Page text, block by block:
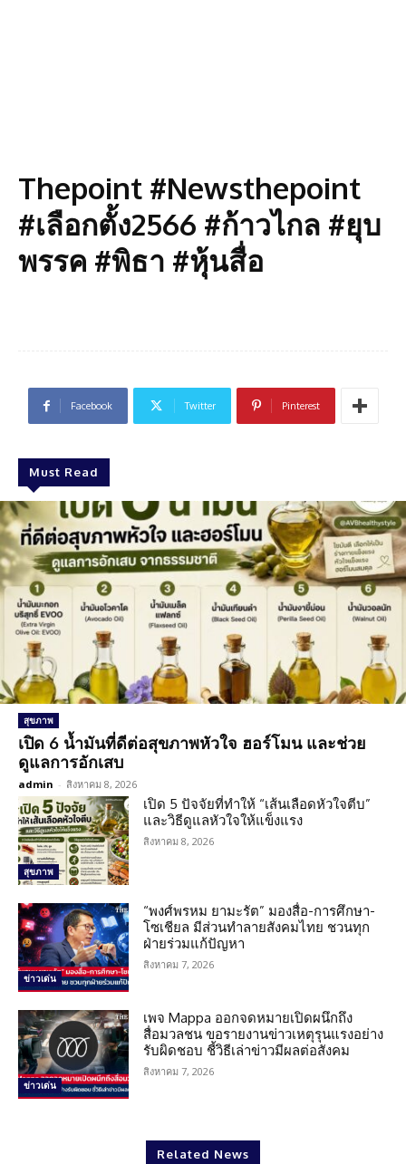
Thepoint #Newsthepoint
#เลือกตั้ง2566 #ก้าวไกล #ยุบ
พรรค #พิธา #หุ้นสื่อ
Facebook Twitter Pinterest
Must Read
สุขภาพ
เปิด 6 น้ำมันที่ดีต่อสุขภาพหัวใจ ฮอร์โมน และช่วย
ดูแลการอักเสบ
admin - สิงหาคม 8, 2026
สุขภาพ
เปิด 5 ปัจจัยที่ทำให้ “เส้นเลือดหัวใจตีบ”
และวิธีดูแลหัวใจให้แข็งแรง
สิงหาคม 8, 2026
ข่าวเด่น
“พงศ์พรหม ยามะรัต” มองสื่อ-การศึกษา-
โซเชียล มีส่วนทำลายสังคมไทย ชวนทุก
ฝ่ายร่วมแก้ปัญหา
สิงหาคม 7, 2026
ข่าวเด่น
เพจ Mappa ออกจดหมายเปิดผนึกถึง
สื่อมวลชน ขอรายงานข่าวเหตุรุนแรงอย่าง
รับผิดชอบ ชี้วิธีเล่าข่าวมีผลต่อสังคม
สิงหาคม 7, 2026
Related News